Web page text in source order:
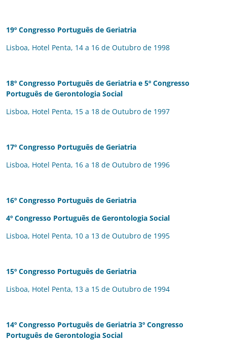
19º Congresso Português de Geriatria
Lisboa, Hotel Penta, 14 a 16 de Outubro de 1998
18º Congresso Português de Geriatria e 5º Congresso
Português de Gerontologia Social
Lisboa, Hotel Penta, 15 a 18 de Outubro de 1997
17º Congresso Português de Geriatria
Lisboa, Hotel Penta, 16 a 18 de Outubro de 1996
16º Congresso Português de Geriatria
4º Congresso Português de Gerontologia Social
Lisboa, Hotel Penta, 10 a 13 de Outubro de 1995
15º Congresso Português de Geriatria
Lisboa, Hotel Penta, 13 a 15 de Outubro de 1994
14º Congresso Português de Geriatria 3º Congresso
Português de Gerontologia Social